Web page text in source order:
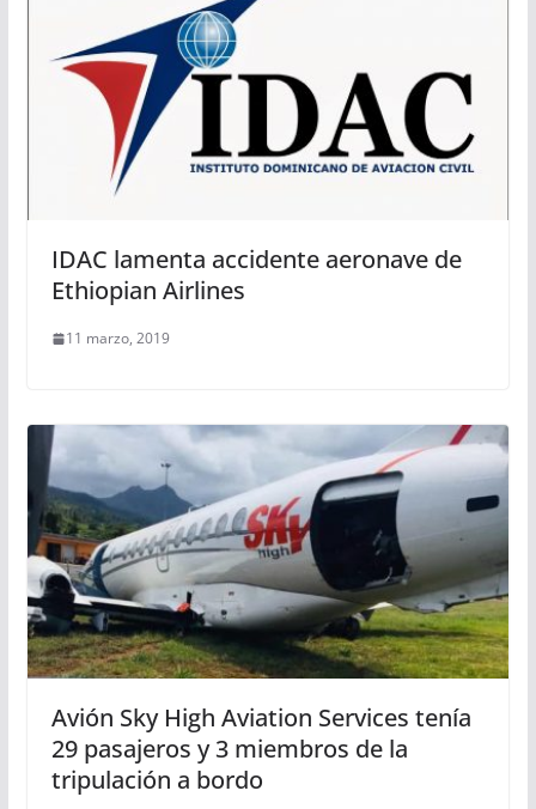
IDAC lamenta accidente aeronave de
Ethiopian Airlines
11 marzo, 2019
Avión Sky High Aviation Services tenía
29 pasajeros y 3 miembros de la
tripulación a bordo